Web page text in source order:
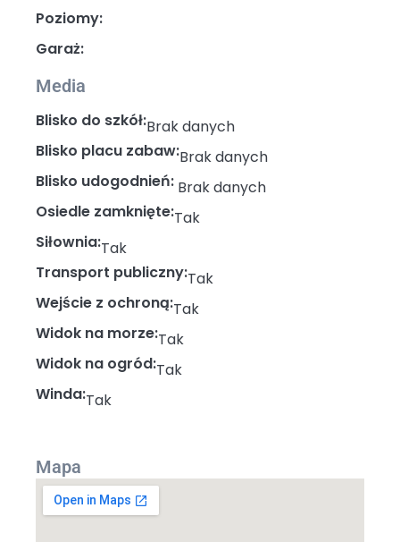
Poziomy:
Garaż:
Media
Blisko do szkół:Brak danych
Blisko placu zabaw:Brak danych
Blisko udogodnień: Brak danych
Osiedle zamknięte:Tak
Siłownia:Tak
Transport publiczny:Tak
Wejście z ochroną:Tak
Widok na morze:Tak
Widok na ogród:Tak
Winda:Tak
Mapa